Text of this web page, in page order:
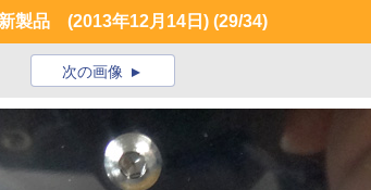
製品 (2013年12月14日) (29/34)
次の画像